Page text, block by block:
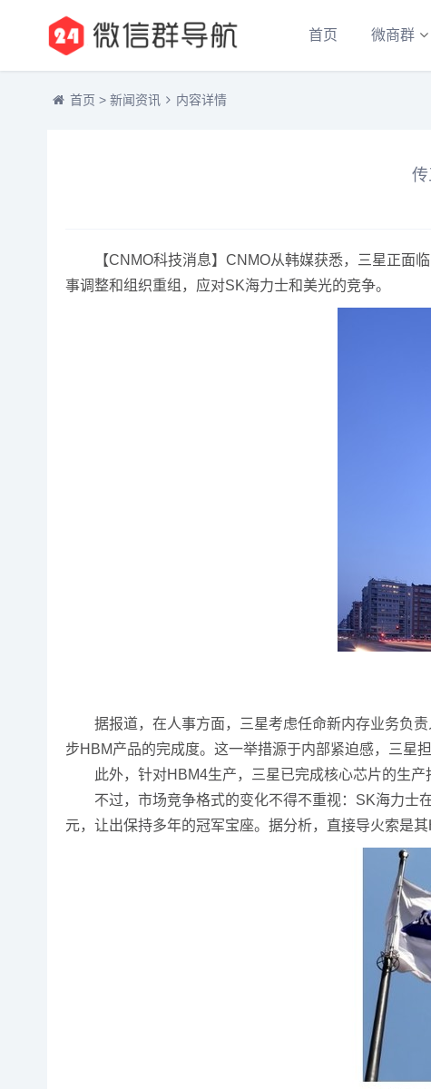
首页 微商群
首页 > 新闻资讯 内容详情
【CNMO科技消息】CNMO从韩媒获悉，三星正面临
事调整和组织重组，应对SK海力士和美光的竞争。
据报道，在人事方面，三星考虑任命新内存业务负责
步HBM产品的完成度。这一举措源于内部紧迫感，三星
此外，针对HBM4生产，三星已完成核心芯片的生产
不过，市场竞争格式的变化不得不重视：SK海力士在
元，让出保持多年的冠军宝座。据分析，直接导火索是